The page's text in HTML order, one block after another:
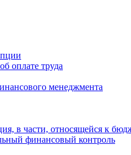
оплате труда
менеджмента
в части, относящейся к
финансовый контроль